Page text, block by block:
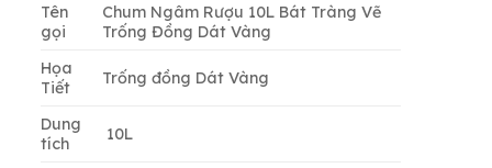
Tên
gọi
Chum Ngâm Rượu 10L Bát Tràng Vẽ
Trống Đồng Dát Vàng
Họa
Tiết
Trống đồng Dát Vàng
Dung
tích
10L